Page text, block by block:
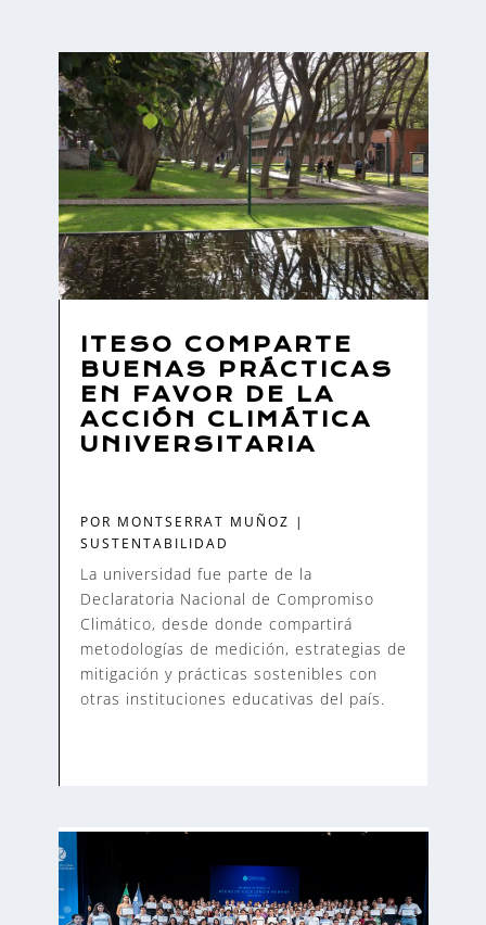
ITESO COMPARTE
BUENAS PRÁCTICAS
EN FAVOR DE LA
ACCIÓN CLIMÁTICA
UNIVERSITARIA
POR MONTSERRAT MUÑOZ |
SUSTENTABILIDAD
La universidad fue parte de la
Declaratoria Nacional de Compromiso
Climático, desde donde compartirá
metodologías de medición, estrategias de
mitigación y prácticas sostenibles con
otras instituciones educativas del país.